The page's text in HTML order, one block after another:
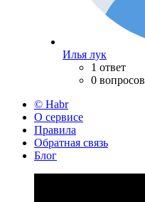
Илья лук
1 ответ
0 вопросов
© Habr
О сервисе
Правила
Обратная связь
Блог